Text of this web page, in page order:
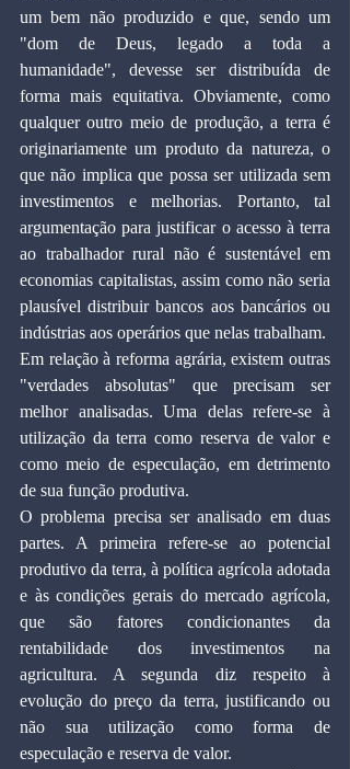
um bem não produzido e que, sendo um
"dom de Deus, legado a toda a
humanidade", devesse ser distribuída de
forma mais equitativa. Obviamente, como
qualquer outro meio de produção, a terra é
originariamente um produto da natureza, o
que não implica que possa ser utilizada sem
investimentos e melhorias. Portanto, tal
argumentação para justificar o acesso à terra
ao trabalhador rural não é sustentável em
economias capitalistas, assim como não seria
plausível distribuir bancos aos bancários ou
indústrias aos operários que nelas trabalham.
Em relação à reforma agrária, existem outras
"verdades absolutas" que precisam ser
melhor analisadas. Uma delas refere-se à
utilização da terra como reserva de valor e
como meio de especulação, em detrimento
de sua função produtiva.
O problema precisa ser analisado em duas
partes. A primeira refere-se ao potencial
produtivo da terra, à política agrícola adotada
e às condições gerais do mercado agrícola,
que são fatores condicionantes da
rentabilidade dos investimentos na
agricultura. A segunda diz respeito à
evolução do preço da terra, justificando ou
não sua utilização como forma de
especulação e reserva de valor.